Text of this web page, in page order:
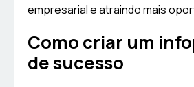
empresarial e atraindo mais
Como criar um
de sucesso